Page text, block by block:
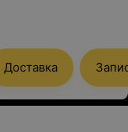
Доставка